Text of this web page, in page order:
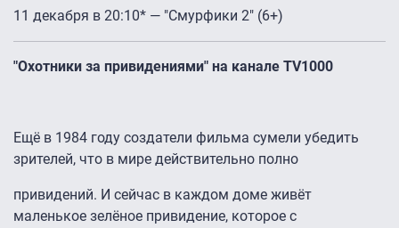
11 декабря в 20:10* — "Смурфики 2" (6+)
"Охотники за привидениями" на канале TV1000
Ещё в 1984 году создатели фильма сумели убедить
зрителей, что в мире действительно полно
привидений. И сейчас в каждом доме живёт
маленькое зелёное привидение, которое с